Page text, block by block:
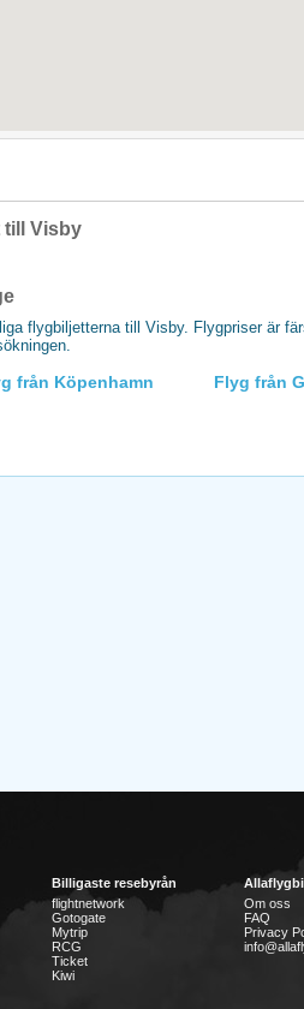
till Visby
flygbiljetterna till Visby. Flygpriser är
från Köpenhamn Flyg från
Billigaste resebyrån
flightnetwork
Gotogate
Mytrip
RCG
Ticket
Kiwi
Om oss
FAQ
Privacy